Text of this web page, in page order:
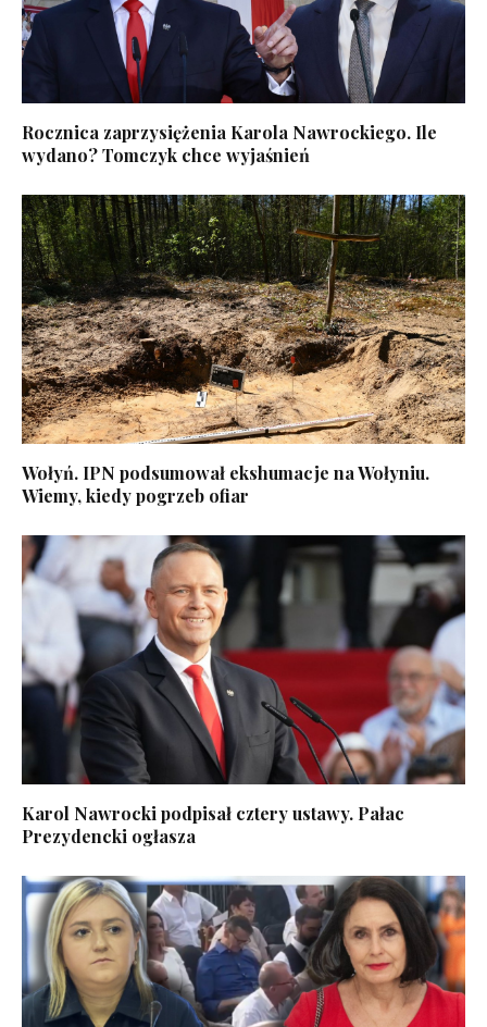
Rocznica zaprzysiężenia Karola Nawrockiego. Ile
wydano? Tomczyk chce wyjaśnień
Wołyń. IPN podsumował ekshumacje na Wołyniu.
Wiemy, kiedy pogrzeb ofiar
Karol Nawrocki podpisał cztery ustawy. Pałac
Prezydencki ogłasza